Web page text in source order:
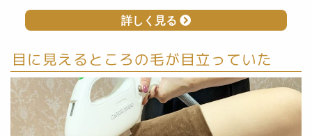
詳しく見る
目に見えるところの毛が目立っていた